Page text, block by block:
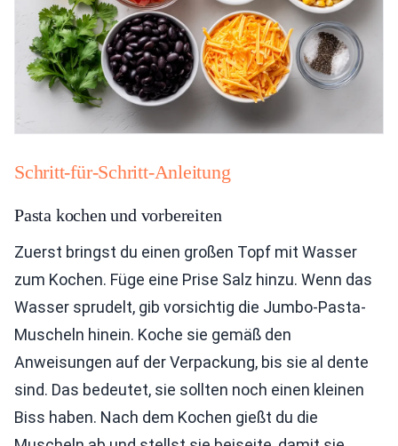
Schritt-für-Schritt-Anleitung
Pasta kochen und vorbereiten
Zuerst bringst du einen großen Topf mit Wasser
zum Kochen. Füge eine Prise Salz hinzu. Wenn das
Wasser sprudelt, gib vorsichtig die Jumbo-Pasta-
Muscheln hinein. Koche sie gemäß den
Anweisungen auf der Verpackung, bis sie al dente
sind. Das bedeutet, sie sollten noch einen kleinen
Biss haben. Nach dem Kochen gießt du die